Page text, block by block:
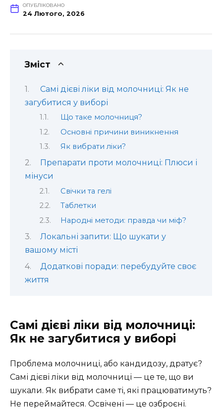
ОПУБЛІКОВАНО
24 Лютого, 2026
Зміст
Самі дієві ліки від молочниці: Як не
загубитися у виборі
Що таке молочниця?
Основні причини виникнення
Як вибрати ліки?
Препарати проти молочниці: Плюси і
мінуси
Свічки та гелі
Таблетки
Народні методи: правда чи міф?
Локальні запити: Що шукати у
вашому місті
Додаткові поради: перебудуйте своє
життя
Самі дієві ліки від молочниці:
Як не загубитися у виборі
Проблема молочниці, або кандидозу, дратує?
Самі дієві ліки від молочниці — це те, що ви
шукали. Як вибрати саме ті, які працюватимуть?
Не переймайтеся. Освічені — це озброєні.